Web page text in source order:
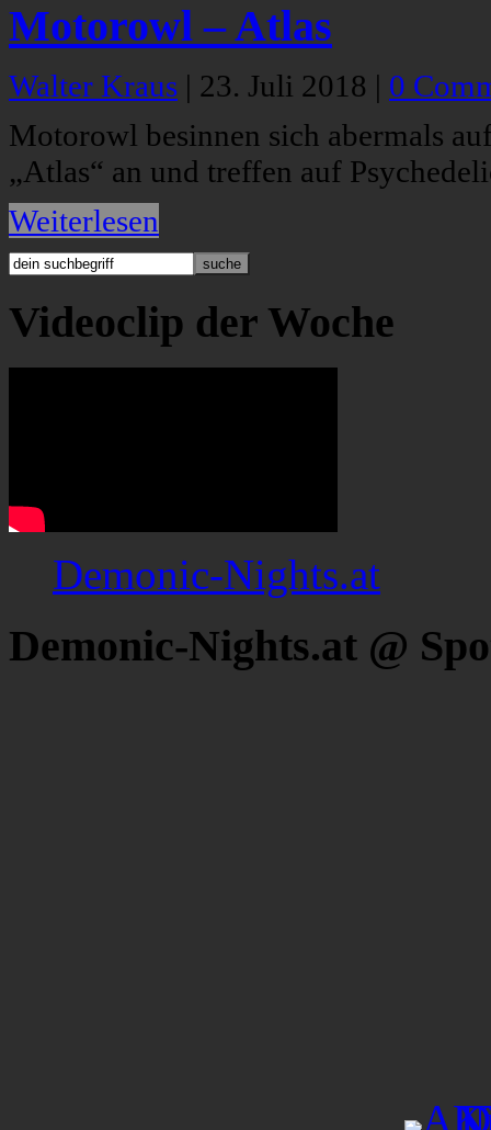
Motorowl – Atlas
Walter Kraus | 23. Juli 2018 | 0
Motorowl besinnen sich abermals
„Atlas“ an und treffen auf
Weiterlesen
Videoclip der Woche
Demonic-Nights.at
Demonic-Nights.at @